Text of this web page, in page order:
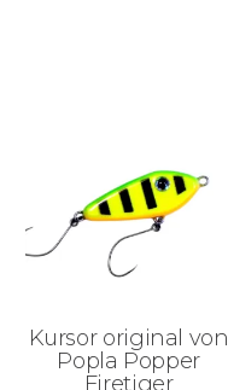
Kursor original von
Popla Popper
Firetiger